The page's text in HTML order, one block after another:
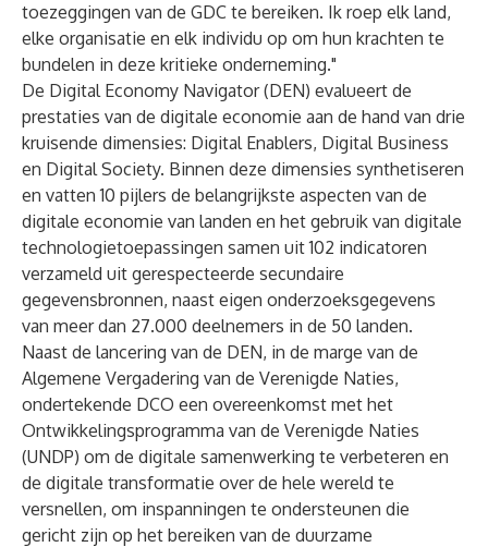
toezeggingen van de GDC te bereiken. Ik roep elk land,
elke organisatie en elk individu op om hun krachten te
bundelen in deze kritieke onderneming."
De Digital Economy Navigator (DEN) evalueert de
prestaties van de digitale economie aan de hand van drie
kruisende dimensies: Digital Enablers, Digital Business
en Digital Society. Binnen deze dimensies synthetiseren
en vatten 10 pijlers de belangrijkste aspecten van de
digitale economie van landen en het gebruik van digitale
technologietoepassingen samen uit 102 indicatoren
verzameld uit gerespecteerde secundaire
gegevensbronnen, naast eigen onderzoeksgegevens
van meer dan 27.000 deelnemers in de 50 landen.
Naast de lancering van de DEN, in de marge van de
Algemene Vergadering van de Verenigde Naties,
ondertekende DCO een overeenkomst met het
Ontwikkelingsprogramma van de Verenigde Naties
(UNDP) om de digitale samenwerking te verbeteren en
de digitale transformatie over de hele wereld te
versnellen, om inspanningen te ondersteunen die
gericht zijn op het bereiken van de duurzame